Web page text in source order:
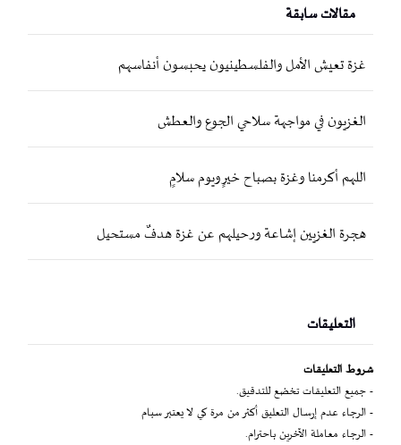
مقالات سابقة
غزة تعيش الأمل والفلسطينيون يحبسون أنفاسهم
الغزيون في مواجهة سلاحي الجوع والعطش
اللهم أكرمنا وغزة بصباح خيرٍ ويوم سلامٍ
هجرة الغزيين إشاعة ورحيلهم عن غزة هدفٌ مستحيل
التعليقات
شروط التعليقات
- جميع التعليقات تخضع للتدقيق.
- الرجاء عدم إرسال التعليق أكثر من مرة كي لا يعتبر سبام
- الرجاء معاملة الآخرين باحترام.